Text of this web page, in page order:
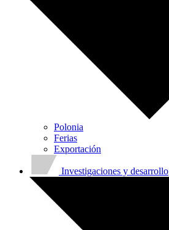
Polonia
Ferias
Exportación
Investigaciones y desarrollo